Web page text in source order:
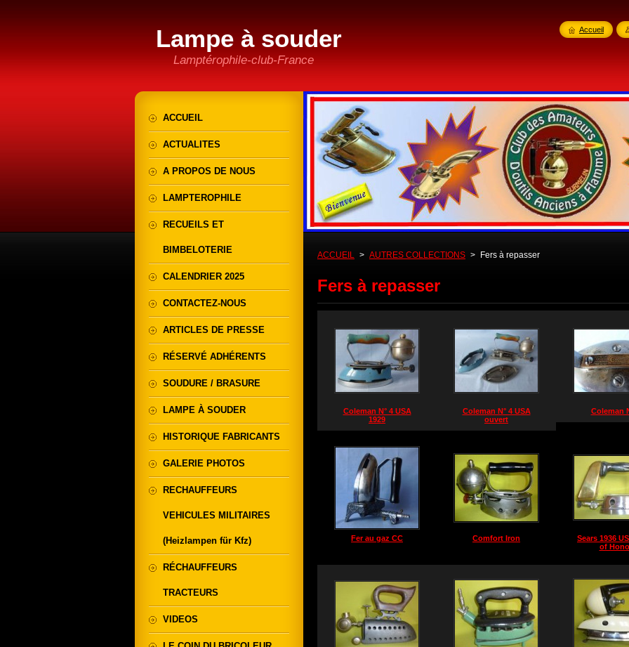
Lampe à souder
Lamptérophile-club-France
ACCUEIL > AUTRES COLLECTIONS > Fers à repasser
Fers à repasser
Coleman N° 4 USA
1929
Coleman N° 4 USA
ouvert
Coleman
Fer au gaz CC Comfort Iron
Sears 1936
of
ACCUEIL
ACTUALITES
A PROPOS DE NOUS
LAMPTEROPHILE
RECUEILS ET
BIMBELOTERIE
CALENDRIER 2025
CONTACTEZ-NOUS
ARTICLES DE PRESSE
RÉSERVÉ ADHÉRENTS
SOUDURE / BRASURE
LAMPE À SOUDER
HISTORIQUE FABRICANTS
GALERIE PHOTOS
RECHAUFFEURS
VEHICULES MILITAIRES
(Heizlampen für Kfz)
RÉCHAUFFEURS
TRACTEURS
VIDEOS
Accueil